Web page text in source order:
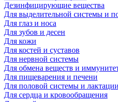
Дезинфицирующие вещества
Для выделительной системы и
Для глаз и носа
Для зубов и десен
Для кожи
Для костей и суставов
Для нервной системы
Для обмена веществ и
Для пищеварения и печени
Для половой системы и лактации
Для сердца и кровообращения